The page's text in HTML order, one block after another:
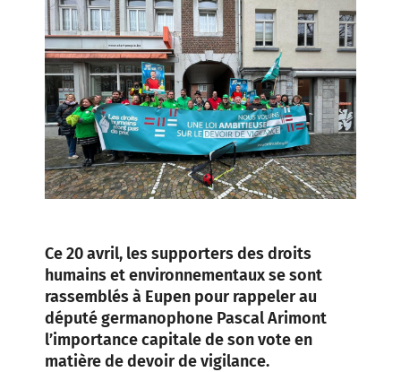
Ce 20 avril, les supporters des droits
humains et environnementaux se sont
rassemblés à Eupen pour rappeler au
député germanophone Pascal Arimont
l’importance capitale de son vote en
matière de devoir de vigilance.